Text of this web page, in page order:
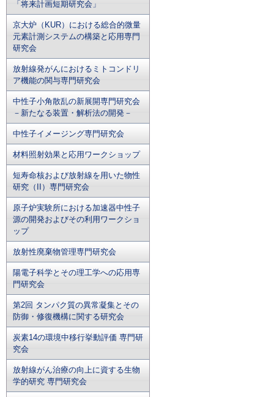
「将来計画短期研究会」
京大炉（KUR）における総合的微量
元素計測システムの構築と応用専門
研究会
放射線発がんにおけるミトコンドリ
ア機能の関与専門研究会
中性子小角散乱の新展開専門研究会
－新たなる装置・解析法の開発－
中性子イメージング専門研究会
材料照射効果と応用ワークショップ
短寿命核および放射線を用いた物性
研究（II）専門研究会
原子炉実験所における加速器中性子
源の開発およびその利用ワークショ
ップ
放射性廃棄物管理専門研究会
陽電子科学とその理工学への応用専
門研究会
第2回 タンパク質の異常凝集とその
防御・修復機構に関する研究会
炭素14の環境中移行挙動評価 専門研
究会
放射線がん治療の向上に資する生物
学的研究 専門研究会